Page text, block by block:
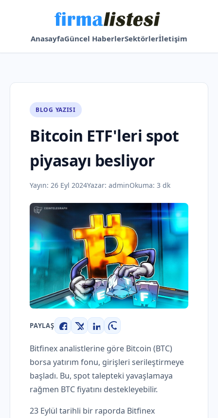
AnasayfaGüncel HaberlerSektörlerİletişim
BLOG YAZISI
Bitcoin ETF'leri spot
piyasayı besliyor
Yayın: 26 Eyl 2024Yazar: adminOkuma: 3 dk
PAYLAŞ
Facebook
X LinkedInWhatsApp
Bitfinex analistlerine göre Bitcoin (BTC)
borsa yatırım fonu, girişleri serileştirmeye
başladı. Bu, spot talepteki yavaşlamaya
rağmen BTC fiyatını destekleyebilir.
23 Eylül tarihli bir raporda Bitfinex